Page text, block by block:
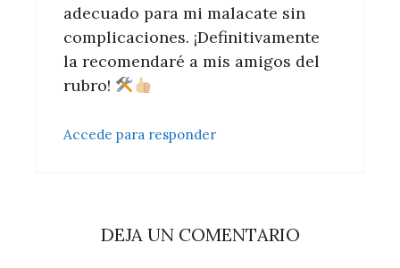
adecuado para mi malacate sin
complicaciones. ¡Definitivamente
la recomendaré a mis amigos del
rubro!
Accede para responder
DEJA UN COMENTARIO